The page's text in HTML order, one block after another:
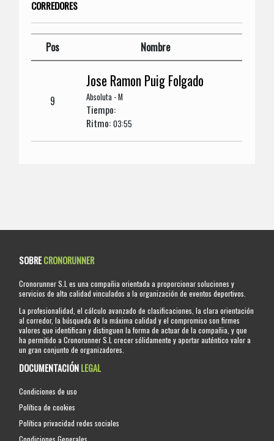
CORREDORES
Pos Nombre
9
Jose Ramon Puig Folgado
Absoluta - M
Tiempo:
Ritmo:03:55
SOBRECRONORUNNER
Cronorunner S.L es una compañia orientada a proporcionar soluciones y
servicios de alta calidad vinculados a la organización de eventos deportivos.
La profesionalidad, el cálculo avanzado de clasificaciones, la clara orientación
al corredor, la búsqueda de la máxima calidad y el compromiso son firmes
valores que identifican y distinguen la forma de actuar de la compañia, y que
ha permitido a Cronorunner S.L crecer sólidamente y aportar auténtico valor a
un gran conjunto de organizadores.
DOCUMENTACIÓNLEGAL
Condiciones de uso
Política de cookies
Política privacidad redes sociales
Condiciones Generales